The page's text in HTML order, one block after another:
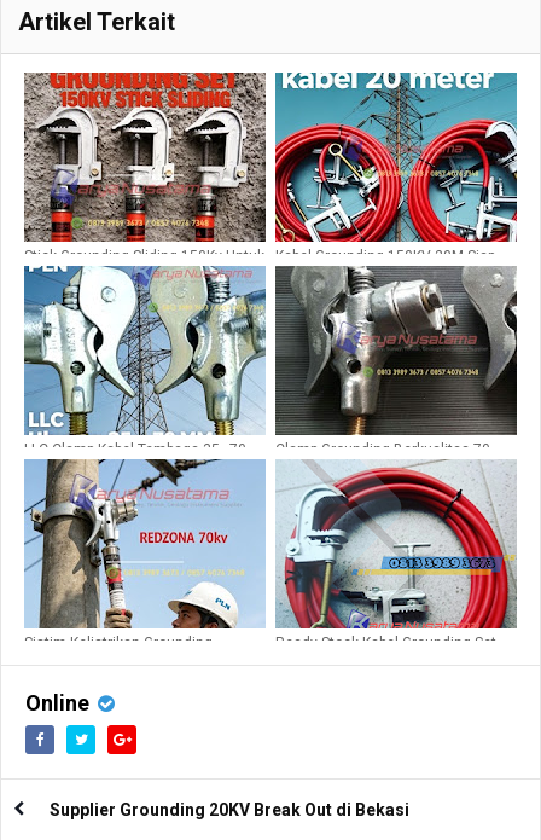
Artikel Terkait
Stick Grounding Sliding 150Kv Untuk
Gardu induk
Kabel Grounding 150KV 20M Siap
Pakai
LLC Clamp Kabel Tembaga 35–70
MM
Clamp Grounding Berkualitas 70 –
150 MM
Sistim Kelistrikan Grounding
Ready Stock Kabel Grounding Set
Online
Supplier Grounding 20KV Break Out di Bekasi